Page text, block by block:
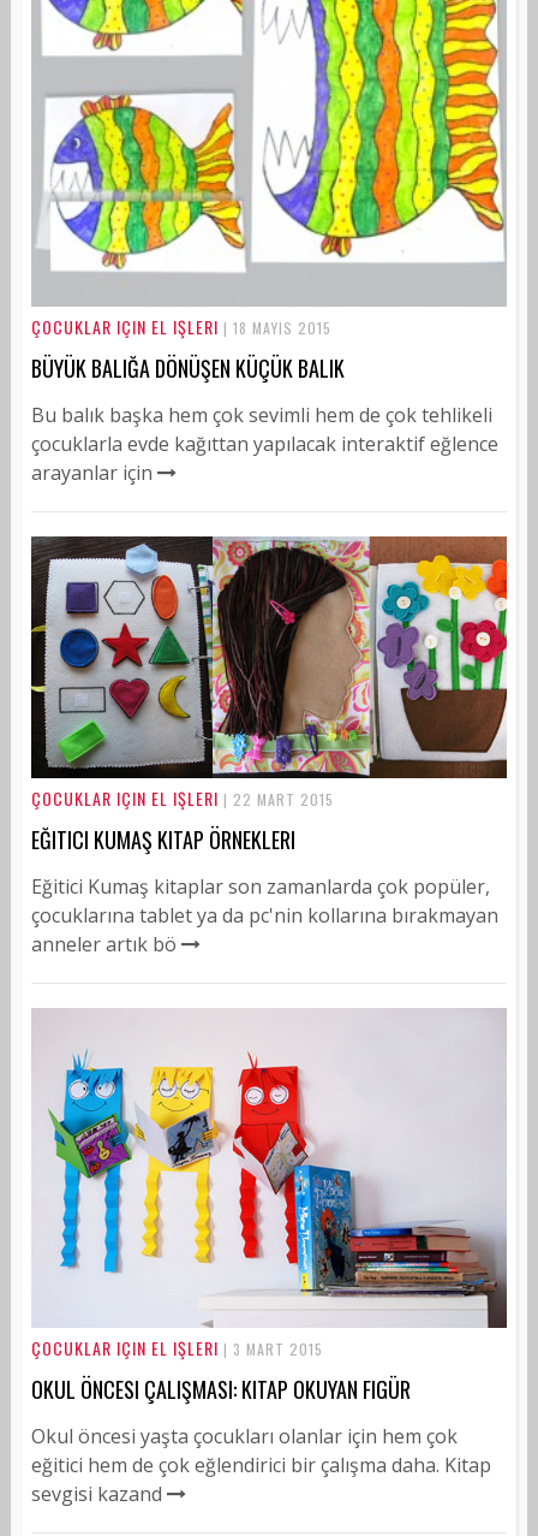
ÇOCUKLAR IÇIN EL IŞLERI | 18 MAYIS 2015
BÜYÜK BALIĞA DÖNÜŞEN KÜÇÜK BALIK
Bu balık başka hem çok sevimli hem de çok tehlikeli
çocuklarla evde kağıttan yapılacak interaktif eğlence
arayanlar için
ÇOCUKLAR IÇIN EL IŞLERI | 22 MART 2015
EĞITICI KUMAŞ KITAP ÖRNEKLERI
Eğitici Kumaş kitaplar son zamanlarda çok popüler,
çocuklarına tablet ya da pc'nin kollarına bırakmayan
anneler artık bö
ÇOCUKLAR IÇIN EL IŞLERI | 3 MART 2015
OKUL ÖNCESI ÇALIŞMASI: KITAP OKUYAN FIGÜR
Okul öncesi yaşta çocukları olanlar için hem çok
eğitici hem de çok eğlendirici bir çalışma daha. Kitap
sevgisi kazand